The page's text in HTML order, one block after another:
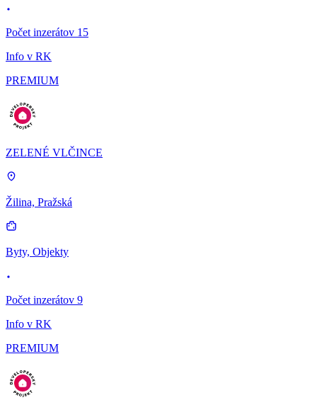
Počet inzerátov 15
Info v RK
PREMIUM
ZELENÉ VLČINCE
Žilina, Pražská
Byty, Objekty
Počet inzerátov 9
Info v RK
PREMIUM